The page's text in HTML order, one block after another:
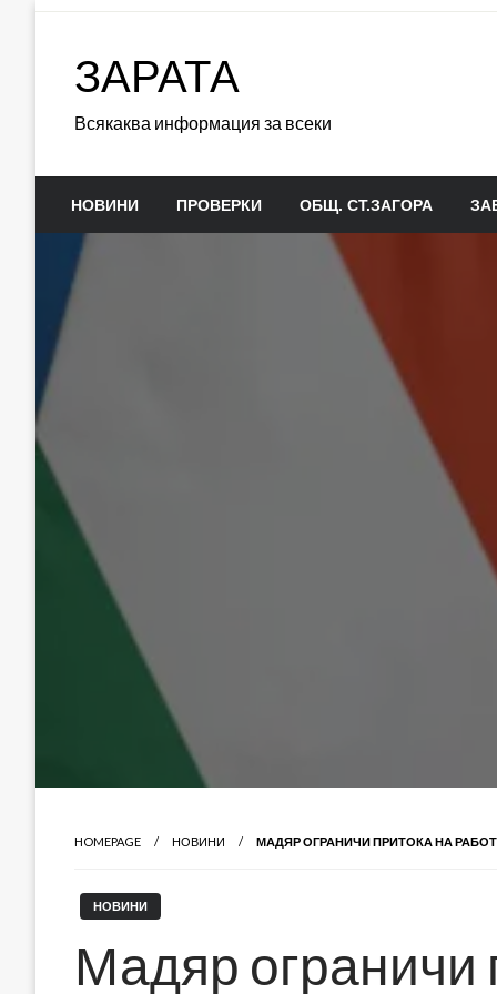
ЗАРАТА
Всякаква информация за всеки
НОВИНИ ПРОВЕРКИ ОБЩ. СТ.ЗАГОРА
HOMEPAGE НОВИНИ МАДЯР ОГРАНИЧИ ПРИТОКА НА
НОВИНИ
Мадяр ограничи